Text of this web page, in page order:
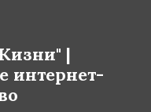
|
интернет-